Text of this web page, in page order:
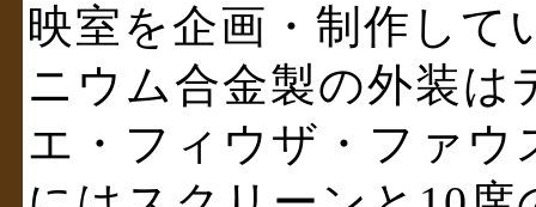
映室を企画・制作して
ニウム合金製の外装は
エ・フィウザ・ファウ